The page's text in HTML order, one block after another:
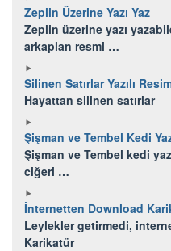
Zeplin Üzerine Yazı Yaz
Zeplin üzerine yazı
arkaplan resmi …
Silinen Satırlar Yazılı
Hayattan silinen satırlar
Şişman ve Tembel Kedi
Şişman ve Tembel kedi
ciğeri …
İnternetten Download
Leylekler getirmedi,
Karikatür